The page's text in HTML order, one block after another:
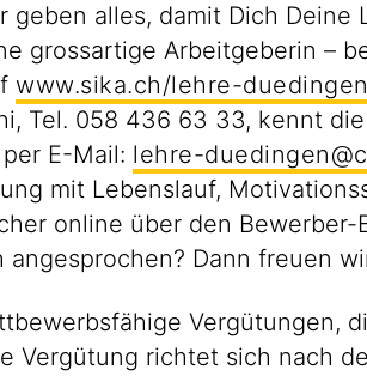
geben alles, damit Dich
grossartige Arbeitgeberin –
www.sika.ch/lehre-duedingen
Tel. 058 436 63 33, kennt
E-Mail: lehre-
mit Lebenslauf,
online über den Bewerber-
angesprochen? Dann freuen
Vergütungen,
Vergütung richtet sich nach